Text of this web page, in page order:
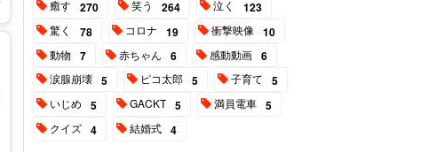
癒す 270 笑う 264 泣く 123
驚く 78 コロナ 19 衝撃映像 10
動物 7 赤ちゃん 6 感動動画 6
涙腺崩壊 5 ピコ太郎 5 子育て 5
いじめ 5 GACKT 5 満員電車 5
クイズ 4 結婚式 4